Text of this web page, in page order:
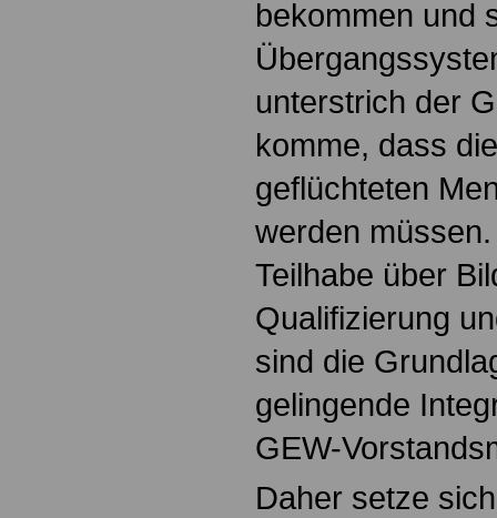
bekommen und
unterstrich der
komme, dass
geflüchteten
werden
Teilhabe über
Qualifizierung
sind die
gelingende
GEW-
Daher setze